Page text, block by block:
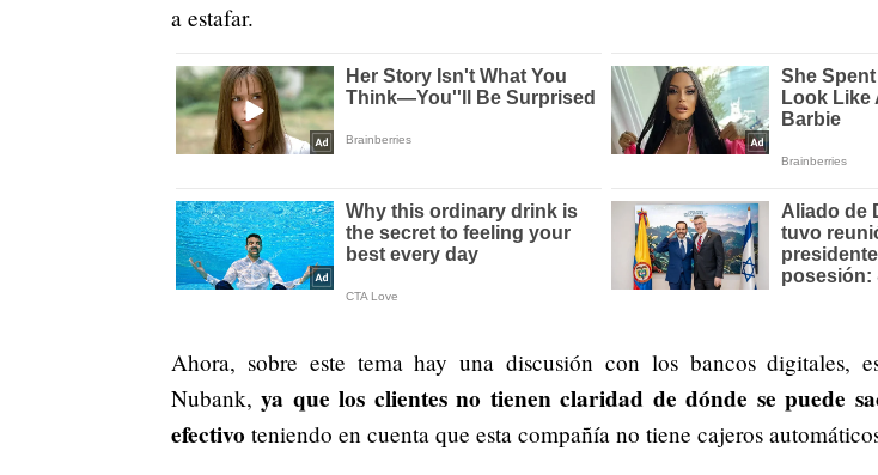
a estafar.
Ahora, sobre este tema hay una discusión con los bancos digitales,
Nubank,ya que los clientes no tienen claridad de dónde se puede
efectivo teniendo en cuenta que esta compañía no tiene cajeros